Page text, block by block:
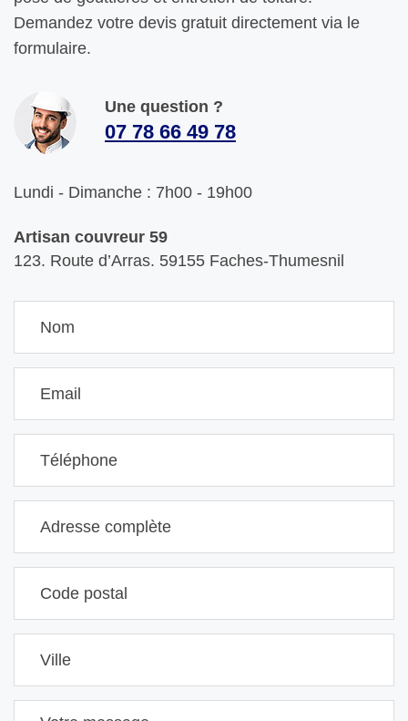
Demandez votre devis gratuit directement via le
formulaire.
Une question ?
07 78 66 49 78
Lundi - Dimanche : 7h00 - 19h00
Artisan couvreur 59
123. Route d’Arras. 59155 Faches-Thumesnil